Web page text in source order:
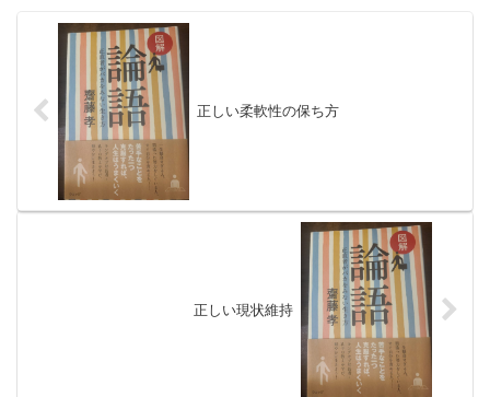
正しい柔軟性の保ち方
正しい現状維持